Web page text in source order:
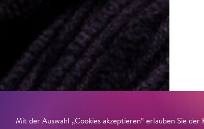
Mit der Auswahl „Cookies akzeptieren“ erlauben Sie